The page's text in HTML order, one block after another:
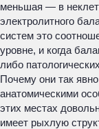
меньшая — в
электролитного
систем это
уровне, и когда
либо
Почему они так
анатомическими
этих местах
имеет рыхлую